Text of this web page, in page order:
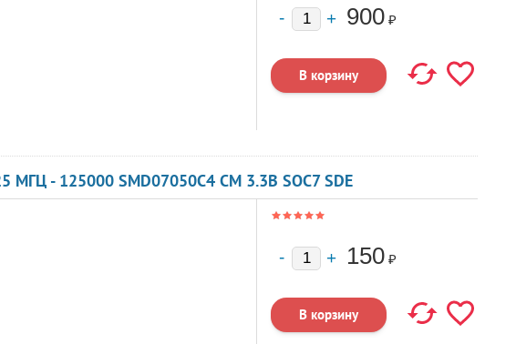
900 ₽
- 125000 SMD07050C4 CM 3.3В SOC7 SDE
150 ₽